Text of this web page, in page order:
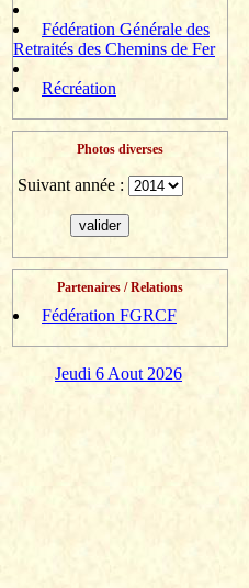
Fédération Générale des
Retraités des Chemins de Fer
Récréation
Photos diverses
Suivant année :
Partenaires / Relations
Fédération FGRCF
Jeudi 6 Aout 2026